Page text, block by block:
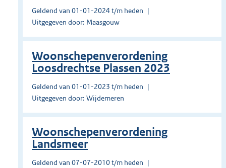
Geldend van 01-01-2024 t/m heden
Uitgegeven door: Maasgouw
Woonschepenverordening
Loosdrechtse Plassen 2023
Geldend van 01-01-2023 t/m heden
Uitgegeven door: Wijdemeren
Woonschepenverordening
Landsmeer
Geldend van 07-07-2010 t/m heden